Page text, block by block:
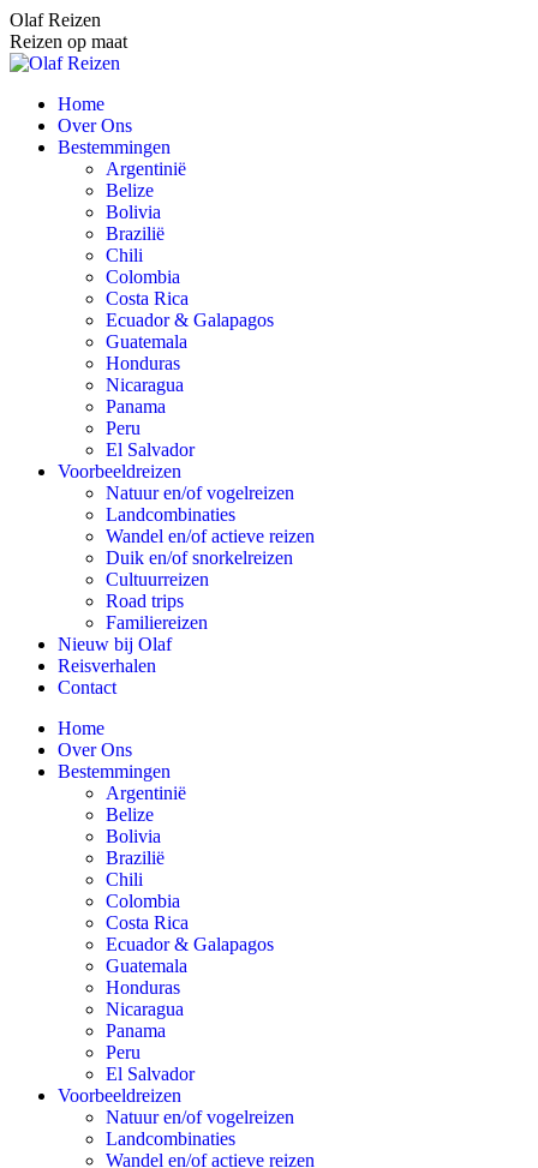
Spring
naar
content
Olaf Reizen
Reizen op maat
Home
Over Ons
Bestemmingen
Argentinië
Belize
Bolivia
Brazilië
Chili
Colombia
Costa Rica
Ecuador & Galapagos
Guatemala
Honduras
Nicaragua
Panama
Peru
El Salvador
Voorbeeldreizen
Natuur en/of vogelreizen
Landcombinaties
Wandel en/of actieve reizen
Duik en/of snorkelreizen
Cultuurreizen
Road trips
Familiereizen
Nieuw bij Olaf
Reisverhalen
Contact
Home
Over Ons
Bestemmingen
Argentinië
Belize
Bolivia
Brazilië
Chili
Colombia
Costa Rica
Ecuador & Galapagos
Guatemala
Honduras
Nicaragua
Panama
Peru
El Salvador
Voorbeeldreizen
Natuur en/of vogelreizen
Landcombinaties
Wandel en/of actieve reizen